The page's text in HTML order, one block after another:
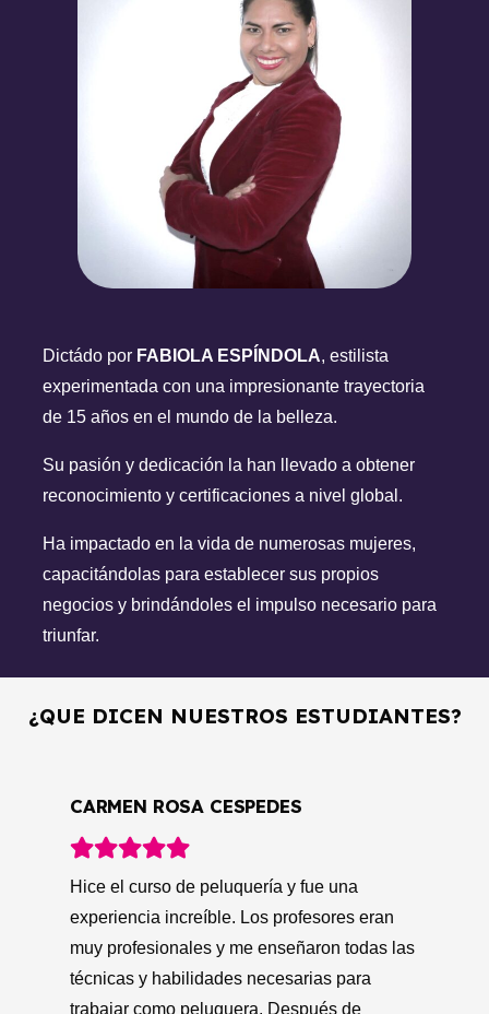
MÓDULO 12 – ¿CÓMO OBTENER TU CERTIFICADO?
¿Cómo obtener tu certificado?
Dictádo por FABIOLA ESPÍNDOLA, estilista
experimentada con una impresionante trayectoria
de 15 años en el mundo de la belleza.
Su pasión y dedicación la han llevado a obtener
reconocimiento y certificaciones a nivel global.
Ha impactado en la vida de numerosas mujeres,
capacitándolas para establecer sus propios
negocios y brindándoles el impulso necesario para
triunfar.
¿QUE DICEN NUESTROS ESTUDIANTES?
esta academia, mi vida cambió
completamente. Los profesores eran muy
profesionales y me enseñaron todas las
técnicas y habilidades necesarias para